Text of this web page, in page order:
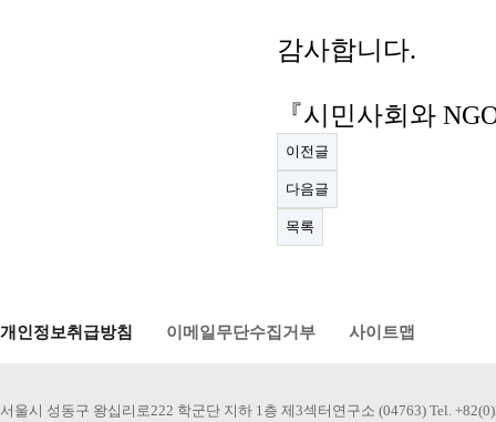
감사합니다.
『시민사회와
이전글
다음글
목록
개인정보취급방침 이메일무단수집거부 사이트맵
서울시 성동구 왕십리로222 학군단 지하 1층 제3섹터연구소 (04763) Tel.